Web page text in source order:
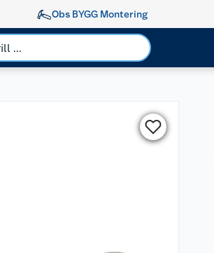
Obs BYGG Montering